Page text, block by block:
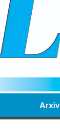
Arxiv